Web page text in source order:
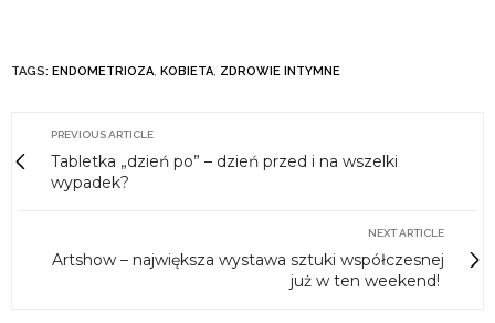
TAGS: ENDOMETRIOZA, KOBIETA, ZDROWIE INTYMNE
PREVIOUS ARTICLE
Tabletka „dzień po” – dzień przed i na wszelki
wypadek?
NEXT ARTICLE
Artshow – największa wystawa sztuki współczesnej
już w ten weekend!